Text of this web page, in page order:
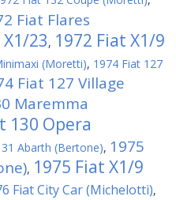
Fiat Flares
23, 1972 Fiat X1/9
(Moretti), 1974 Fiat 127
Fiat 127 Village
Maremma
130 Opera
Abarth (Bertone), 1975
, 1975 Fiat X1/9
Fiat City Car (Michelotti),